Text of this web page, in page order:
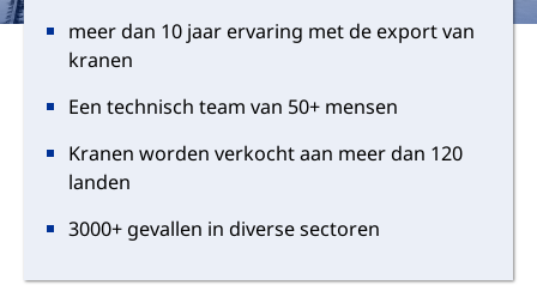
meer dan 10 jaar ervaring met de export van
kranen
Een technisch team van 50+ mensen
Kranen worden verkocht aan meer dan 120
landen
3000+ gevallen in diverse sectoren